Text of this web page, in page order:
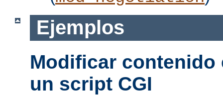
Ejemplos
Modificar
un script CGI